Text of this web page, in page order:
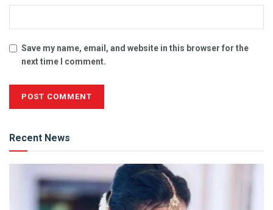
Save my name, email, and website in this browser for the
next time I comment.
Recent News